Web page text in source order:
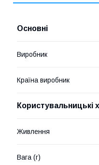
Основні
Виробник
Країна виробник
Користувальницькі
Живлення
Вага (г)